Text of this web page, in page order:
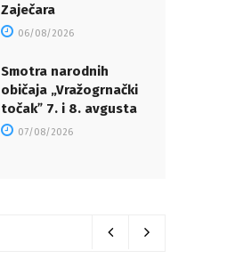
Zaječara
06/08/2026
Smotra narodnih
običaja „Vražogrnački
točakˮ 7. i 8. avgusta
07/08/2026